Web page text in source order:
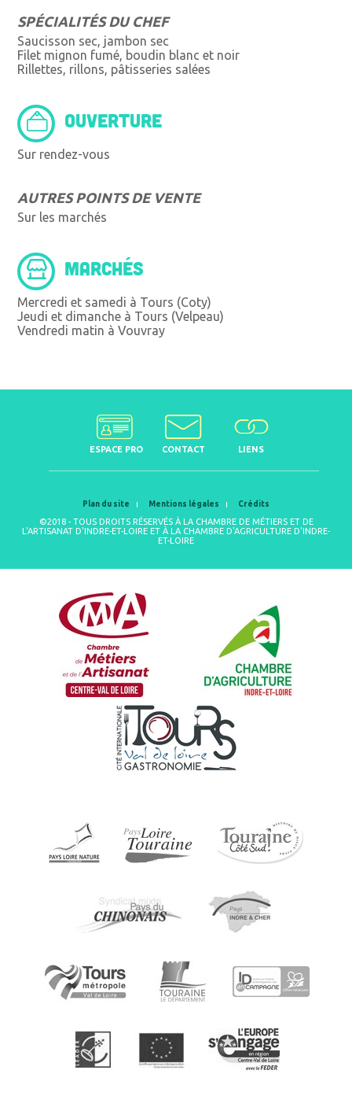
SPÉCIALITÉS DU CHEF
Saucisson sec, jambon sec
Filet mignon fumé, boudin blanc et noir
Rillettes, rillons, pâtisseries salées
OUVERTURE
Sur rendez-vous
AUTRES POINTS DE VENTE
Sur les marchés
MARCHÉS
Mercredi et samedi à Tours (Coty)
Jeudi et dimanche à Tours (Velpeau)
Vendredi matin à Vouvray
ESPACE PRO CONTACT LIENS
Plan du site Mentions légales Crédits
©2018 - TOUS DROITS RÉSERVÉS À LA CHAMBRE DE MÉTIERS ET DE
L'ARTISANAT D'INDRE-ET-LOIRE ET À LA CHAMBRE D'AGRICULTURE D'INDRE-
ET-LOIRE